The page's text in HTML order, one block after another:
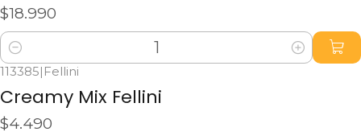
$18.990
Cantidad
Agotado
113385| Fellini
Creamy Mix Fellini
$4.490